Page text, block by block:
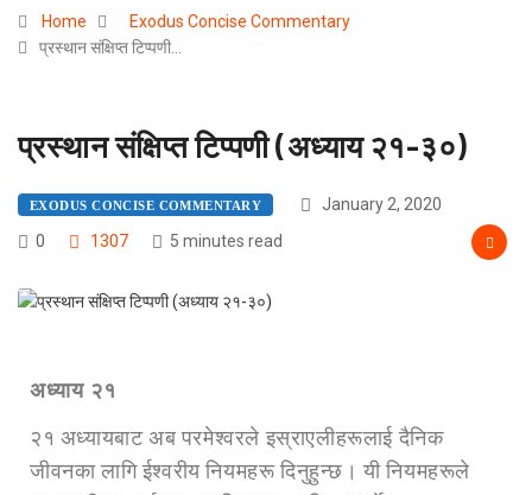
Home
Exodus Concise Commentary
प्रस्थान संक्षिप्त टिप्पणी…
प्रस्थान संक्षिप्त टिप्पणी (अध्याय २१-३०)
EXODUS CONCISE COMMENTARY
January 2, 2020
0
1307 5 minutes read
अध्याय २१
२१ अध्यायबाट अब परमेश्वरले इस्राएलीहरूलाई दैनिक
जीवनका लागि ईश्वरीय नियमहरू दिनुहुन्छ। यी नियमहरूले